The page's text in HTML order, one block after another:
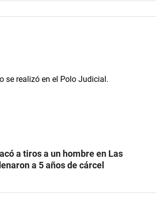
a tiros a un hombre en Las
a 5 años de cárcel